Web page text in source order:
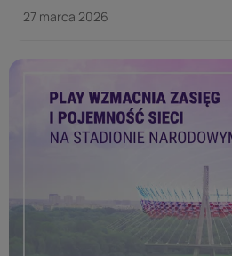
telewizyjnej mogą teraz
27 marca 2026